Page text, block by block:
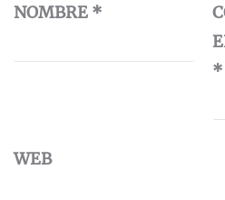
NOMBRE *
*
WEB